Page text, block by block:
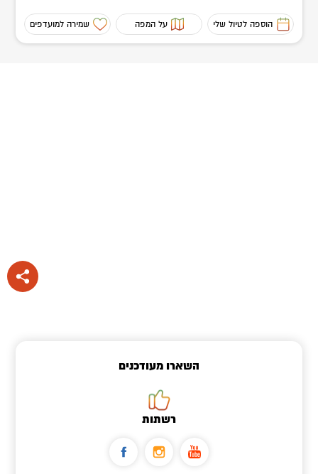
הוספה לטיול שלי על המפה שמירה למועדפים
השארו מעודכנים
רשתות